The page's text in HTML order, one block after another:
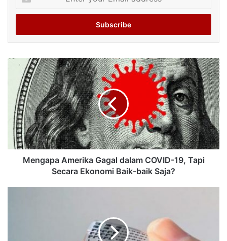
your
Email
Mengapa Amerika Gagal dalam COVID-19, Tapi
Secara Ekonomi Baik-baik Saja?